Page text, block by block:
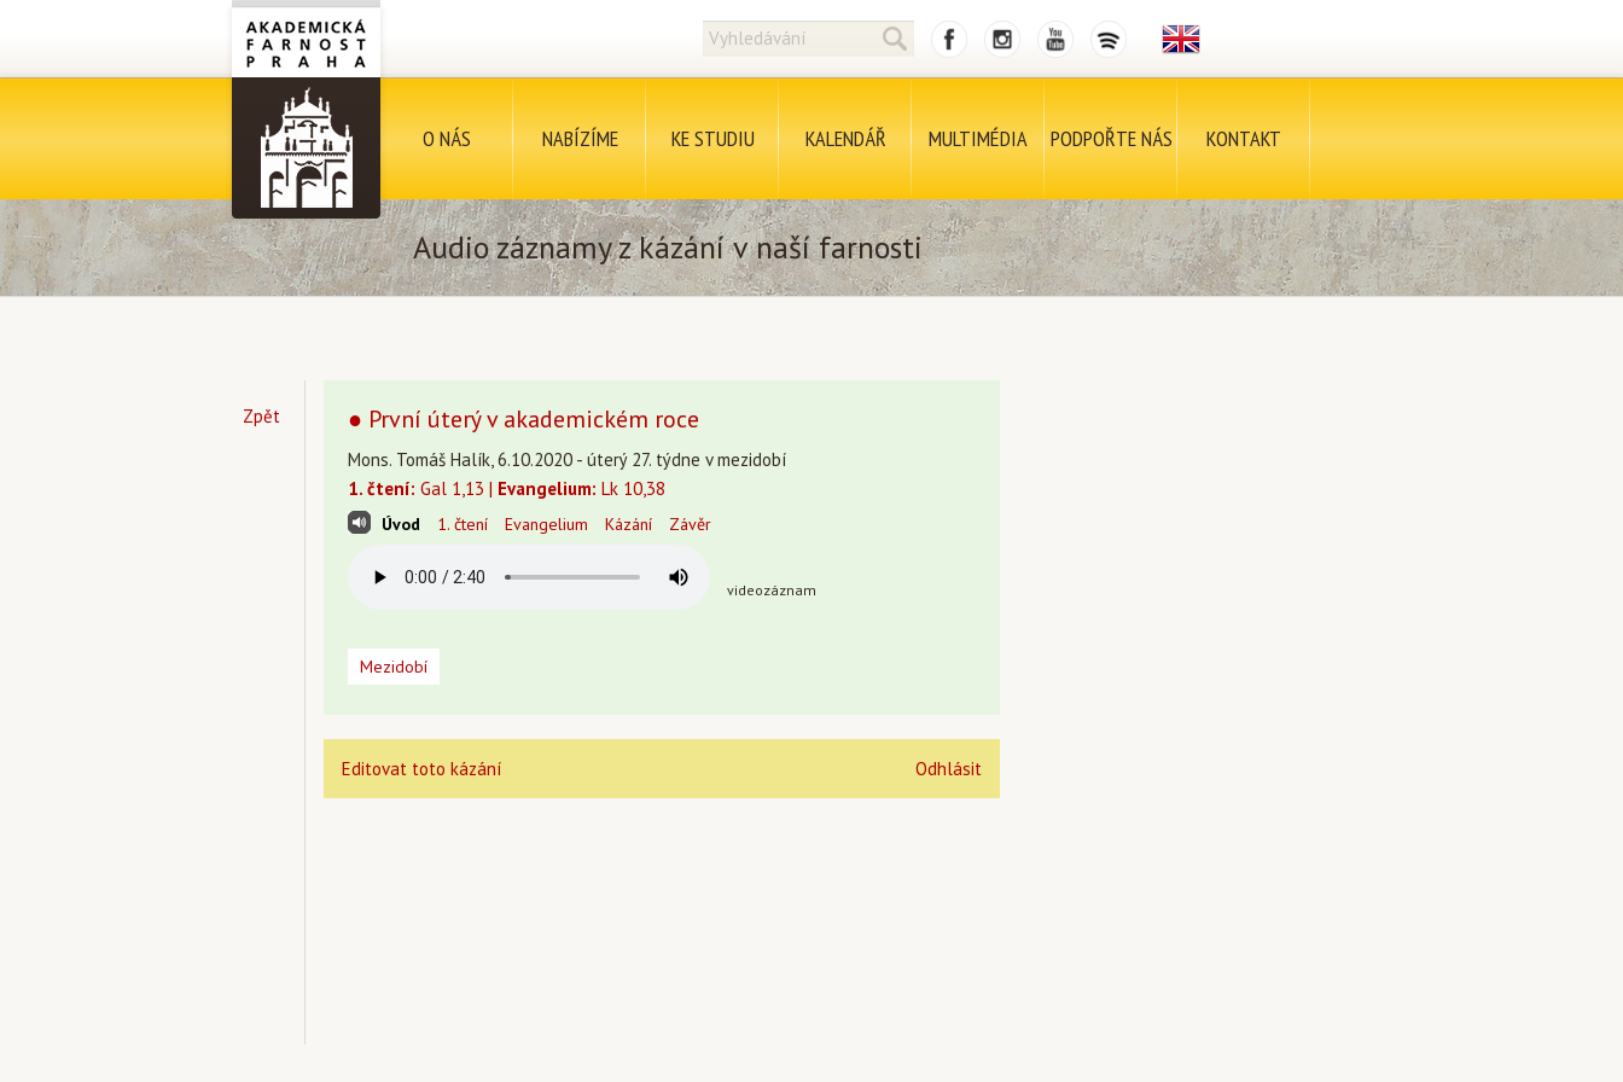
O NÁS NABÍZÍME KE STUDIU KALENDÁŘ MULTIMÉDIA PODPOŘTE NÁS KONTAKT
Audio záznamy z kázání v naší farnosti
Zpět ● První úterý v akademickém roce
Mons. Tomáš Halík, 6.10.2020 - úterý 27. týdne v mezidobí
1. čtení: Gal 1,13 | Evangelium: Lk 10,38
Úvod 1. čtení Evangelium Kázání Závěr
videozáznam
Mezidobí
Editovat toto kázání Odhlásit